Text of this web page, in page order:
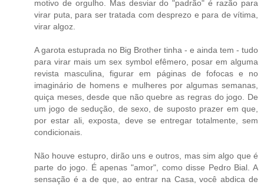
motivo de orgulho. Mas desviar do "padrão" é razão para
virar puta, para ser tratada com desprezo e para de vítima,
virar algoz.
A garota estuprada no Big Brother tinha - e ainda tem - tudo
para virar mais um sex symbol efêmero, posar em alguma
revista masculina, figurar em páginas de fofocas e no
imaginário de homens e mulheres por algumas semanas,
quiça meses, desde que não quebre as regras do jogo. De
um jogo de sedução, de sexo, de suposto prazer em que,
por estar ali, exposta, deve se entregar totalmente, sem
condicionais.
Não houve estupro, dirão uns e outros, mas sim algo que é
parte do jogo. É apenas "amor", como disse Pedro Bial. A
sensação é a de que, ao entrar na Casa, você abdica de